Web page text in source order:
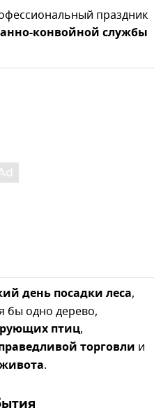
праздник
конвойной службы
день посадки леса,
бы одно дерево,
птиц,
торговли и
.